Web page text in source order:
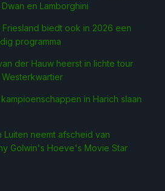
en Lamborghini
Friesland biedt ook in 2026 een
programma
der Hauw heerst in lichte tour
Westerkwartier
in Harich slaan
Luiten neemt afscheid van
Golwin's Hoeve's Movie Star